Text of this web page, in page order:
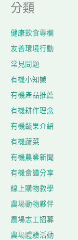
分類
健康飲食專欄
友善環境行動
常見問題
有機小知識
有機產品推薦
有機耕作理念
有機蔬果介紹
有機蔬菜
有機農業新聞
有機食譜分享
線上購物教學
農場動物夥伴
農場志工招募
農場體驗活動